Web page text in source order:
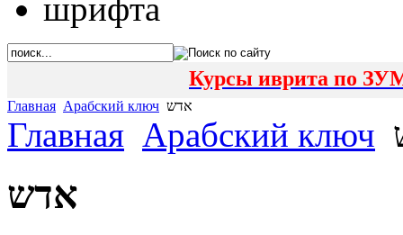
Курсы иврита по
Главная Арабский ключ אדש
Главная Арабский ключ
אדש